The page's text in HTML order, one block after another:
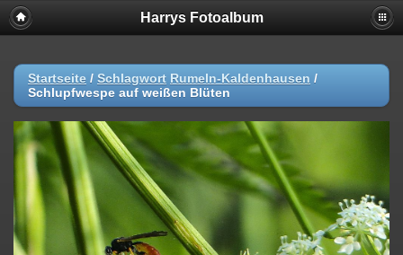
Harrys Fotoalbum
Startseite / Schlagwort Rumeln-Kaldenhausen /
Schlupfwespe auf weißen Blüten